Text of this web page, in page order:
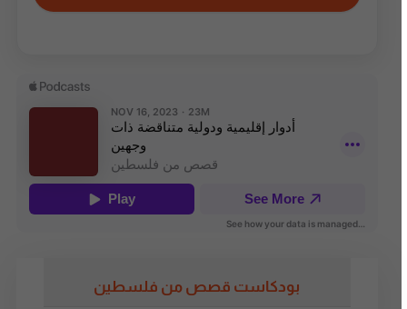
بودكاست قصص من فلسطين